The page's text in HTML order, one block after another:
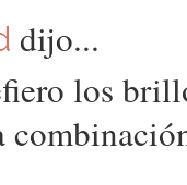
dijo...
los